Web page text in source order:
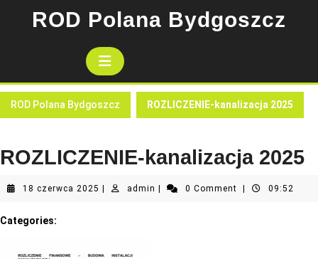
ROD Polana Bydgoszcz
Open
Button
ROD Polana Bydgoszcz ROZLICZENIE-kanalizacja 2025
ROZLICZENIE-kanalizacja 2025
18 czerwca 2025 18
admin admin 0 Comment 09:52
Categories: